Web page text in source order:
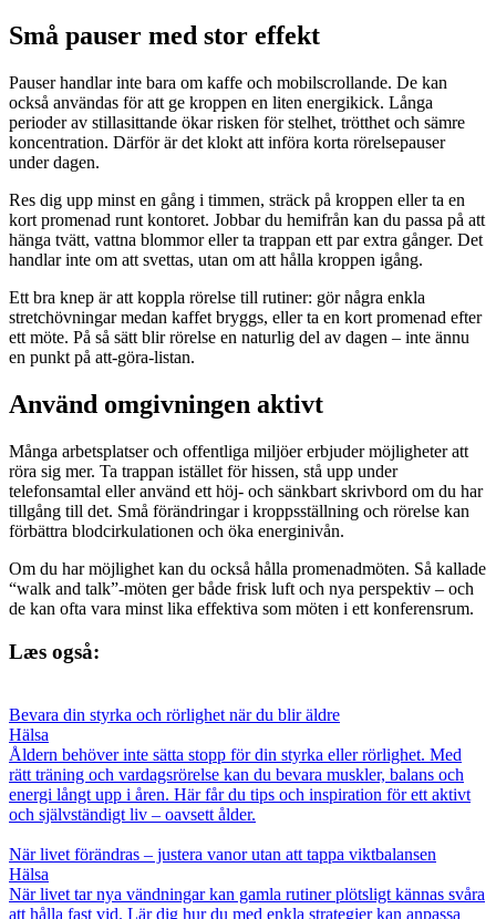
Små pauser med stor effekt
Pauser handlar inte bara om kaffe och mobilscrollande. De kan
också användas för att ge kroppen en liten energikick. Långa
perioder av stillasittande ökar risken för stelhet, trötthet och sämre
koncentration. Därför är det klokt att införa korta rörelsepauser
under dagen.
Res dig upp minst en gång i timmen, sträck på kroppen eller ta en
kort promenad runt kontoret. Jobbar du hemifrån kan du passa på att
hänga tvätt, vattna blommor eller ta trappan ett par extra gånger. Det
handlar inte om att svettas, utan om att hålla kroppen igång.
Ett bra knep är att koppla rörelse till rutiner: gör några enkla
stretchövningar medan kaffet bryggs, eller ta en kort promenad efter
ett möte. På så sätt blir rörelse en naturlig del av dagen – inte ännu
en punkt på att-göra-listan.
Använd omgivningen aktivt
Många arbetsplatser och offentliga miljöer erbjuder möjligheter att
röra sig mer. Ta trappan istället för hissen, stå upp under
telefonsamtal eller använd ett höj- och sänkbart skrivbord om du har
tillgång till det. Små förändringar i kroppsställning och rörelse kan
förbättra blodcirkulationen och öka energinivån.
Om du har möjlighet kan du också hålla promenadmöten. Så kallade
“walk and talk”-möten ger både frisk luft och nya perspektiv – och
de kan ofta vara minst lika effektiva som möten i ett konferensrum.
Læs også:
Bevara din styrka och rörlighet när du blir äldre
Hälsa
Åldern behöver inte sätta stopp för din styrka eller rörlighet. Med
rätt träning och vardagsrörelse kan du bevara muskler, balans och
energi långt upp i åren. Här får du tips och inspiration för ett aktivt
och självständigt liv – oavsett ålder.
När livet förändras – justera vanor utan att tappa viktbalansen
Hälsa
När livet tar nya vändningar kan gamla rutiner plötsligt kännas svåra
att hålla fast vid. Lär dig hur du med enkla strategier kan anpassa